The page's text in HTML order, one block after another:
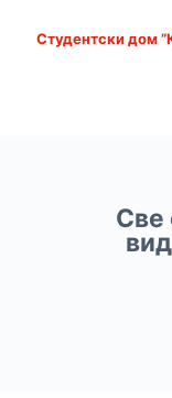
Студентски дом
Све